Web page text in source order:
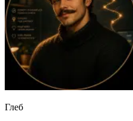
Глеб